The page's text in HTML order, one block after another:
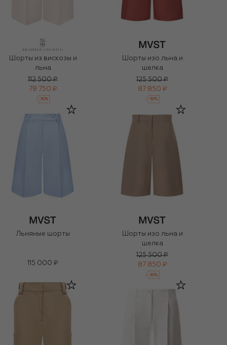
Шорты из вискозы и
льна
112 500 ₽
78 750 ₽
-30%
Шорты изо льна и
шелка
125 500 ₽
87 850 ₽
-30%
Льняные шорты
115 000 ₽
Шорты изо льна и
шелка
125 500 ₽
87 850 ₽
-30%